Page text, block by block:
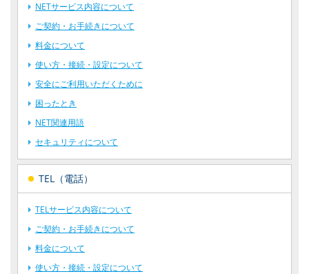
NETサービス内容について
ご契約・お手続きについて
料金について
使い方・接続・設定について
安全にご利用いただくために
困ったとき
NET関連用語
セキュリティについて
TEL（電話）
TELサービス内容について
ご契約・お手続きについて
料金について
使い方・接続・設定について